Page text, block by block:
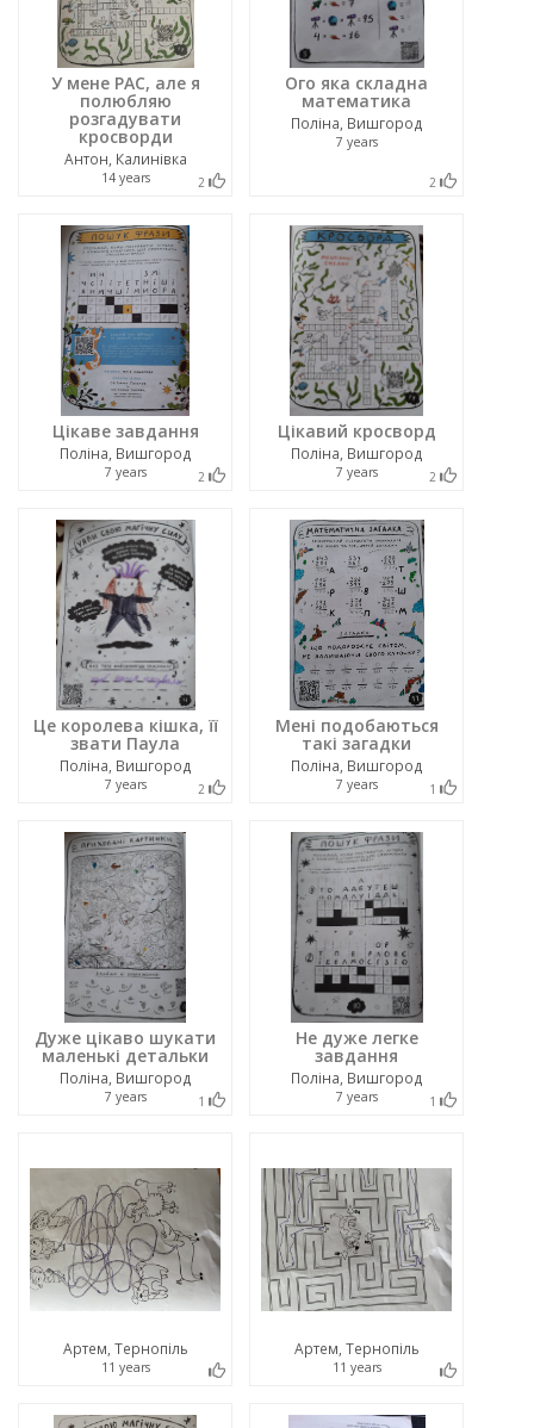
У мене РАС, але я
полюбляю
розгадувати
кросворди
Антон, Калинівка
14 years 2
Ого яка складна
математика
Поліна, Вишгород
7 years
2
Цікаве завдання
Поліна, Вишгород
7 years 2
Цікавий кросворд
Поліна, Вишгород
7 years 2
Це королева кішка, її
звати Паула
Поліна, Вишгород
7 years 2
Мені подобаються
такі загадки
Поліна, Вишгород
7 years 1
Дуже цікаво шукати
маленькі детальки
Поліна, Вишгород
7 years 1
Не дуже легке
завдання
Поліна, Вишгород
7 years 1
Артем, Тернопіль
11 years
Артем, Тернопіль
11 years